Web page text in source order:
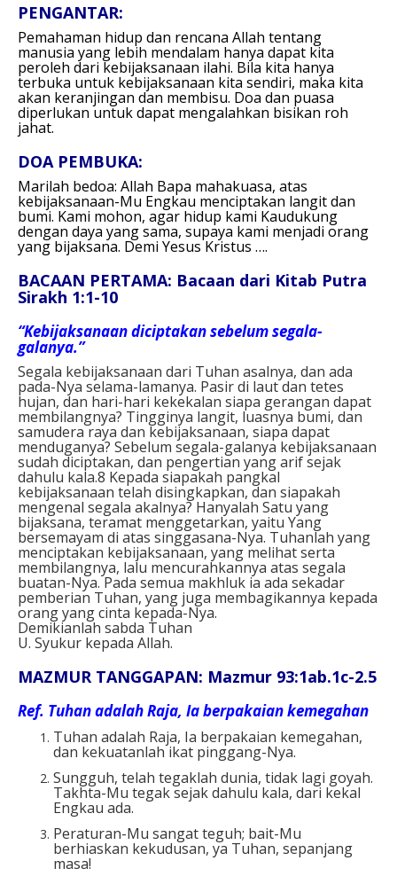
PENGANTAR:
Pemahaman hidup dan rencana Allah tentang
manusia yang lebih mendalam hanya dapat kita
peroleh dari kebijaksanaan ilahi. Bila kita hanya
terbuka untuk kebijaksanaan kita sendiri, maka kita
akan keranjingan dan membisu. Doa dan puasa
diperlukan untuk dapat mengalahkan bisikan roh
jahat.
DOA PEMBUKA:
Marilah bedoa: Allah Bapa mahakuasa, atas
kebijaksanaan-Mu Engkau menciptakan langit dan
bumi. Kami mohon, agar hidup kami Kaudukung
dengan daya yang sama, supaya kami menjadi orang
yang bijaksana. Demi Yesus Kristus ….
BACAAN PERTAMA: Bacaan dari Kitab Putra
Sirakh 1:1-10
“Kebijaksanaan diciptakan sebelum segala-
galanya.”
Segala kebijaksanaan dari Tuhan asalnya, dan ada
pada-Nya selama-lamanya. Pasir di laut dan tetes
hujan, dan hari-hari kekekalan siapa gerangan dapat
membilangnya? Tingginya langit, luasnya bumi, dan
samudera raya dan kebijaksanaan, siapa dapat
menduganya? Sebelum segala-galanya kebijaksanaan
sudah diciptakan, dan pengertian yang arif sejak
dahulu kala.8 Kepada siapakah pangkal
kebijaksanaan telah disingkapkan, dan siapakah
mengenal segala akalnya? Hanyalah Satu yang
bijaksana, teramat menggetarkan, yaitu Yang
bersemayam di atas singgasana-Nya. Tuhanlah yang
menciptakan kebijaksanaan, yang melihat serta
membilangnya, lalu mencurahkannya atas segala
buatan-Nya. Pada semua makhluk ia ada sekadar
pemberian Tuhan, yang juga membagikannya kepada
orang yang cinta kepada-Nya.
Demikianlah sabda Tuhan
U. Syukur kepada Allah.
MAZMUR TANGGAPAN: Mazmur 93:1ab.1c-2.5
Ref. Tuhan adalah Raja, Ia berpakaian kemegahan
Tuhan adalah Raja, Ia berpakaian kemegahan,
dan kekuatanlah ikat pinggang-Nya.
Sungguh, telah tegaklah dunia, tidak lagi goyah.
Takhta-Mu tegak sejak dahulu kala, dari kekal
Engkau ada.
Peraturan-Mu sangat teguh; bait-Mu
berhiaskan kekudusan, ya Tuhan, sepanjang
masa!